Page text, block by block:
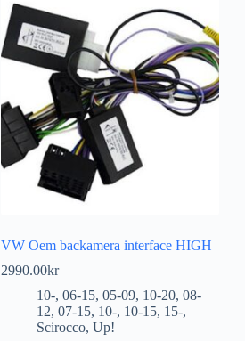
VW Oem backamera interface HIGH
2990.00kr
10-, 06-15, 05-09, 10-20, 08-
12, 07-15, 10-, 10-15, 15-,
Scirocco, Up!